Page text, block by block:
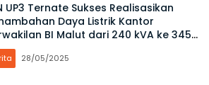
UP3 Ternate Sukses Realisasikan
Daya Listrik Kantor
BI Malut dari 240 kVA ke 345
28/05/2025